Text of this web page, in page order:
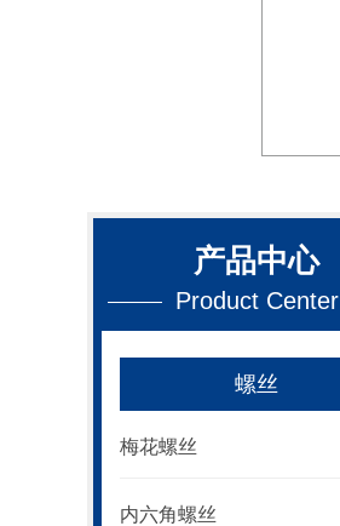
产品中心
Product Center
螺丝
梅花螺丝
内六角螺丝